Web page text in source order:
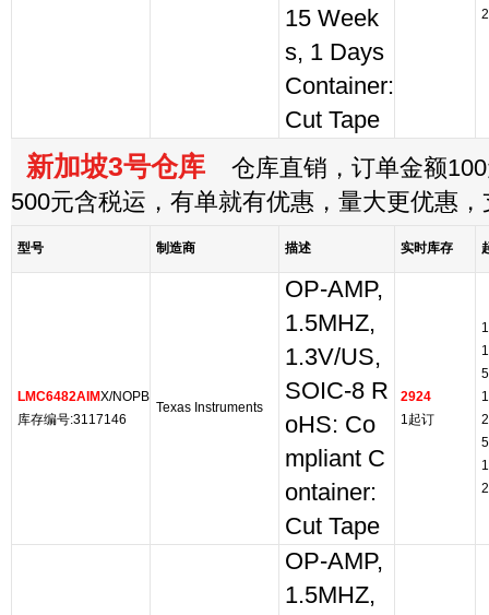
15 Week
s, 1 Days
Container:
Cut Tape
新加坡3号仓库 仓库直销，订单金额
500元含税运，有单就有优惠，量大更优惠
型号 制造商 描述 实时库存
LMC6482AIMX/NOPB
库存编号:3117146
Texas Instruments
OP-AMP,
1.5MHZ,
1.3V/US,
SOIC-8 R
oHS: Co
mpliant C
ontainer:
Cut Tape
2924
1起订
OP-AMP,
1.5MHZ,